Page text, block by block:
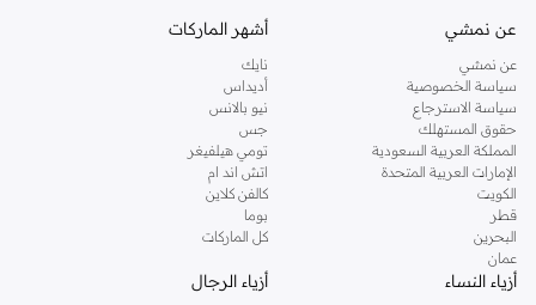
جرّب الفرق مع أشيتا فرنانديز. اعثر على قطعك المفضلة الجديدة واستمتع بالتوصيل
السريع والإرجاع السهل. تسوق المجموعة عبر الإنترنت الآن.
أفضل العلامات التجارية في السعودية
يضم متجر نمشي السعودية أونلاين مجموعة ضخمة من المنتجات من أفضل العلامات
التجارية، بداية من الأزياء وحتى مستلزمات المنزل. ستجد لدينا كل ما ترغب به من
الملابس والأحذية والإكسسوارات وكافة احتياجاتك الأخرى من علامات رائدة مثل:
ديفاكتو ، وديزل، وبيير كاردان تومي هيلفيغر، وريفر ايلاند
ومايكل كورس ، وبيفرلي هيلز بولو كلوب ، وأمريكان إيجل
لورين
كما ستجد ملابس للكبار والأطفال لدى نمشي السعودية من علامات مثل
وماركات خاصة بالأطفال مثل
وأخرى للرضع مثل مذركير
عن نمشي
عن نمشي
سياسة الخصوصية
سياسة الاسترجاع
حقوق المستهلك
المملكة العربية السعودية
الإمارات العربية المتحدة
الكويت
قطر
البحرين
عمان
أشهر الماركات
نايك
أديداس
نيو بالانس
جس
تومي هيلفيغر
اتش اند ام
كالفن كلاين
بوما
كل الماركات
أزياء النساء أزياء الرجال